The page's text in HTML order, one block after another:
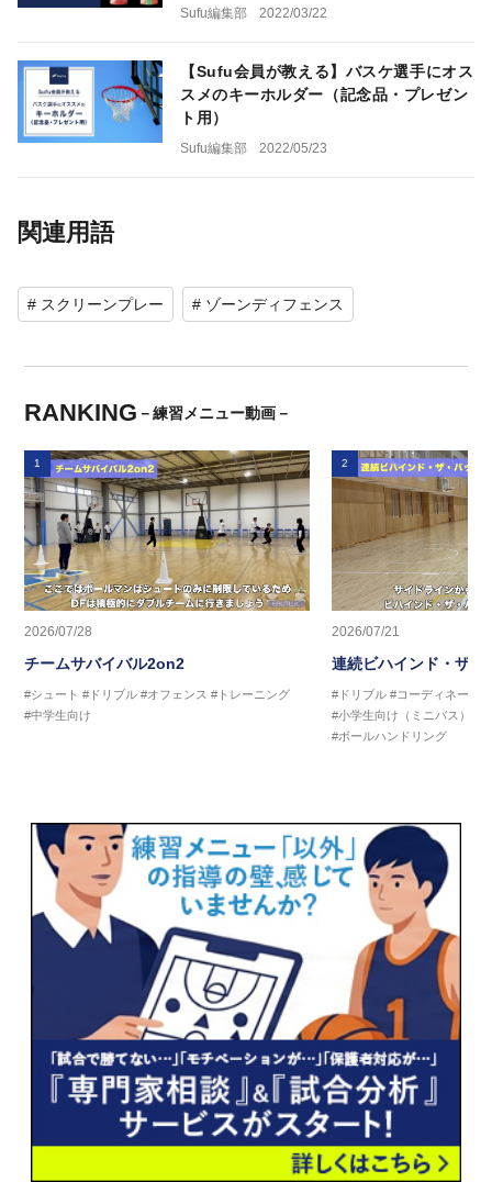
Sufu編集部 2022/03/22
【Sufu会員が教える】バスケ選手にオス
スメのキーホルダー（記念品・プレゼン
ト用）
Sufu編集部 2022/05/23
関連用語
# スクリーンプレー # ゾーンディフェンス
RANKING －練習メニュー動画－
1
2026/07/28
チームサバイバル2on2
#シュート #ドリブル #オフェンス #トレーニング
#中学生向け
2
2026/07/21
連続ビハインド・ザ・
#ドリブル #コーディネーシ
#小学生向け（ミニバス）
#ボールハンドリング